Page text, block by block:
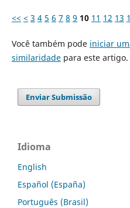
<< < 3 4 5 6 7 8 9 10 11 12 13
Você também pode iniciar
similaridadepara este artigo.
Enviar Submissão
Idioma
English
Español (España)
Português (Brasil)